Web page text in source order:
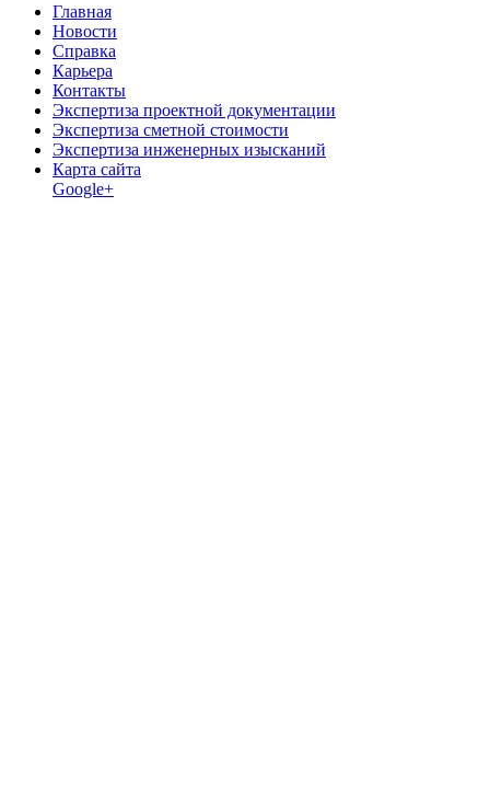
Главная
Новости
Справка
Карьера
Контакты
Экспертиза проектной документации
Экспертиза сметной стоимости
Экспертиза инженерных изысканий
Карта сайта
Google+